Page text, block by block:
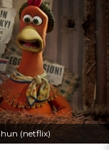
(netflix)